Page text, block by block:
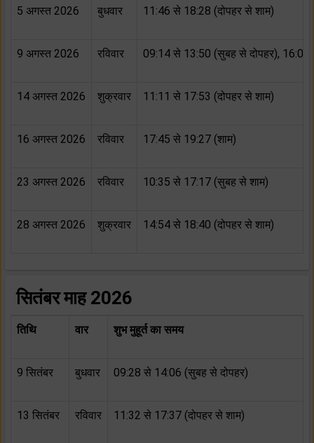
5 अगस्त 2026 बुधवार 11:46 से 18:28 (दोपहर से शाम)
9 अगस्त 2026 रविवार 09:14 से 13:50 (सुबह से दोपहर), 16:08
14 अगस्त 2026 शुक्रवार 11:11 से 17:53 (दोपहर से शाम)
16 अगस्त 2026 रविवार 17:45 से 19:27 (शाम)
23 अगस्त 2026 रविवार 10:35 से 17:17 (सुबह से शाम)
28 अगस्त 2026 शुक्रवार 14:54 से 18:40 (दोपहर से शाम)
सितंबर माह 2026
तिथि वार शुभ मुहूर्त का समय
9 सितंबर बुधवार 09:28 से 14:06 (सुबह से दोपहर)
13 सितंबर रविवार 11:32 से 17:37 (दोपहर से शाम)